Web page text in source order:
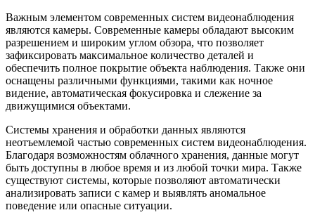
Важным элементом современных систем видеонаблюдения
являются камеры. Современные камеры обладают высоким
разрешением и широким углом обзора, что позволяет
зафиксировать максимальное количество деталей и
обеспечить полное покрытие объекта наблюдения. Также они
оснащены различными функциями, такими как ночное
видение, автоматическая фокусировка и слежение за
движущимися объектами.
Системы хранения и обработки данных являются
неотъемлемой частью современных систем видеонаблюдения.
Благодаря возможностям облачного хранения, данные могут
быть доступны в любое время и из любой точки мира. Также
существуют системы, которые позволяют автоматически
анализировать записи с камер и выявлять аномальное
поведение или опасные ситуации.